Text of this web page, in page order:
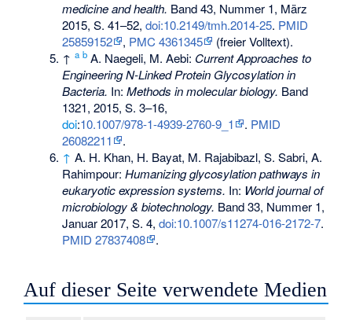
medicine and health. Band 43, Nummer 1, März
2015, S. 41–52,doi:10.2149/tmh.2014-25. PMID
25859152
, PMC 4361345
(freier Volltext).
↑a b A. Naegeli, M. Aebi: Current Approaches to
Engineering N-Linked Protein Glycosylation in
Bacteria. In:Methods in molecular biology. Band
1321, 2015, S. 3–16,
doi:10.1007/978-1-4939-2760-9_1 . PMID
26082211
.
↑ A. H. Khan, H. Bayat, M. Rajabibazl, S. Sabri, A.
Rahimpour:Humanizing glycosylation pathways in
eukaryotic expression systems. In: World journal of
microbiology & biotechnology. Band 33, Nummer 1,
Januar 2017, S. 4,doi:10.1007/s11274-016-2172-7.
PMID 27837408
.
Auf dieser Seite verwendete Medien